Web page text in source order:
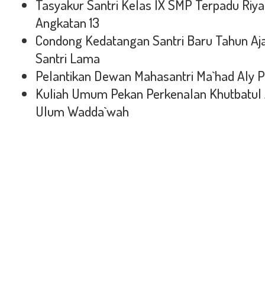
Tasyakur Santri Kelas IX SMP Terpadu
Angkatan 13
Condong Kedatangan Santri Baru Tahun
Santri Lama
Pelantikan Dewan Mahasantri Ma`had Aly
Kuliah Umum Pekan Perkenalan
Ulum Wadda`wah